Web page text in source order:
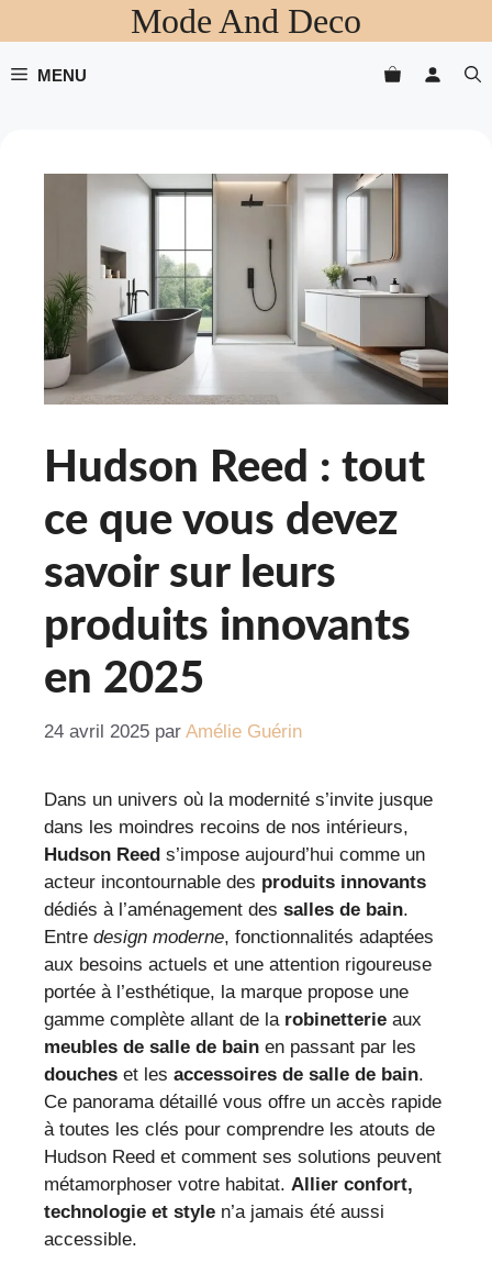
au
contenu
Mode And Deco
MENU
Hudson Reed : tout
ce que vous devez
savoir sur leurs
produits innovants
en 2025
24 avril 2025 par Amélie Guérin
Dans un univers où la modernité s’invite jusque
dans les moindres recoins de nos intérieurs,
Hudson Reed s’impose aujourd’hui comme un
acteur incontournable des produits innovants
dédiés à l’aménagement des salles de bain.
Entre design moderne, fonctionnalités adaptées
aux besoins actuels et une attention rigoureuse
portée à l’esthétique, la marque propose une
gamme complète allant de la robinetterie aux
meubles de salle de bain en passant par les
douches et les accessoires de salle de bain.
Ce panorama détaillé vous offre un accès rapide
à toutes les clés pour comprendre les atouts de
Hudson Reed et comment ses solutions peuvent
métamorphoser votre habitat. Allier confort,
technologie et style n’a jamais été aussi
accessible.